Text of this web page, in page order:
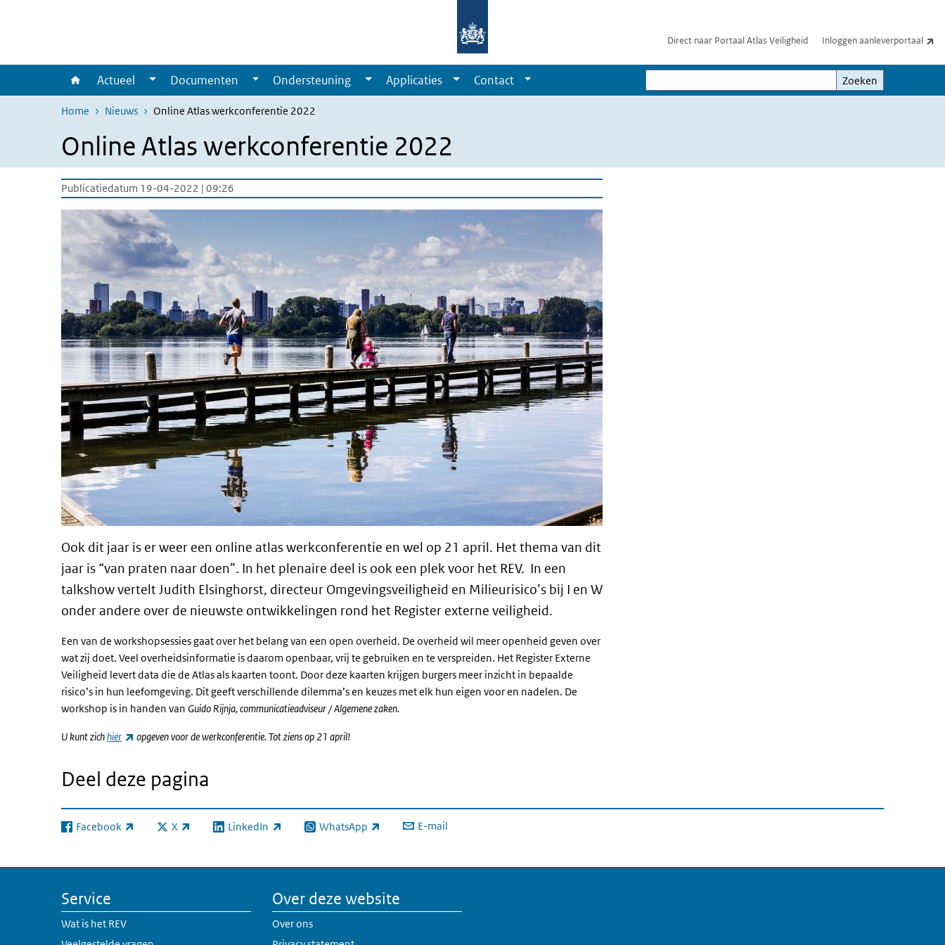
Direct naar Portaal Atlas Veiligheid Inloggen aanleverportaal
Actueel Documenten Ondersteuning Applicaties Contact
Zoeken
Zoeken
Home Nieuws Online Atlas werkconferentie 2022
Online Atlas werkconferentie 2022
Publicatiedatum 19-04-2022 | 09:26
Ook dit jaar is er weer een online atlas werkconferentie en wel op 21 april. Het thema van dit
jaar is “van praten naar doen”. In het plenaire deel is ook een plek voor het REV. In een
talkshow vertelt Judith Elsinghorst, directeur Omgevingsveiligheid en Milieurisico’s bij I en W
onder andere over de nieuwste ontwikkelingen rond het Register externe veiligheid.
Een van de workshopsessies gaat over het belang van een open overheid. De overheid wil meer openheid geven over
wat zij doet. Veel overheidsinformatie is daarom openbaar, vrij te gebruiken en te verspreiden. Het Register Externe
Veiligheid levert data die de Atlas als kaarten toont. Door deze kaarten krijgen burgers meer inzicht in bepaalde
risico’s in hun leefomgeving. Dit geeft verschillende dilemma’s en keuzes met elk hun eigen voor en nadelen. De
workshop is in handen van Guido Rijnja, communicatieadviseur / Algemene zaken.
U kunt zichhier (externe link)
opgeven voor de werkconferentie. Tot ziens op 21 april!
Deel deze pagina
Facebook
(externe link) X
(externe link) LinkedIn
(externe link) WhatsApp
(externe link) E-mail
Service
Wat is het REV
Over deze website
Over ons